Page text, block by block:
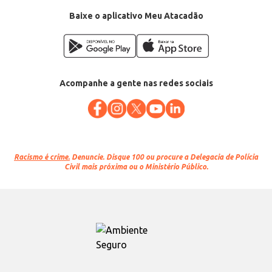
Baixe o aplicativo Meu Atacadão
Acompanhe a gente nas redes sociais
Racismo é crime. Denuncie. Disque 100 ou procure a Delegacia de Polícia
Civil mais próxima ou o Ministério Público.